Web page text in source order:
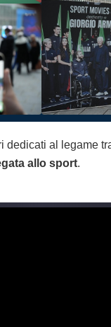
dedicati al legame
allo sport.